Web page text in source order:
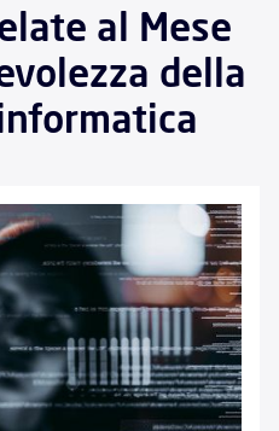
al Mese
della